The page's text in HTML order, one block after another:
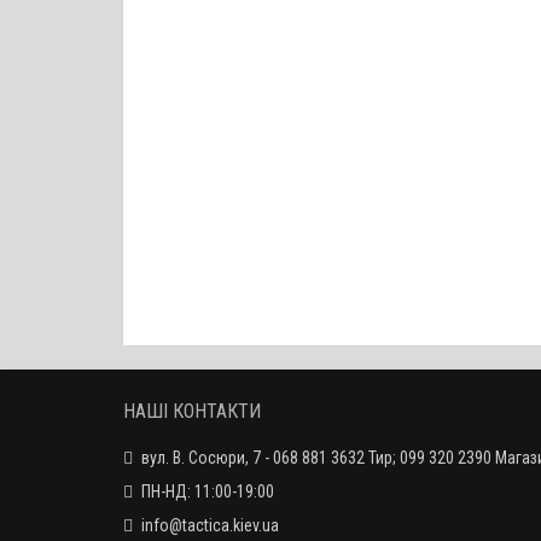
НАШІ КОНТАКТИ
вул. В. Сосюри, 7 - 068 881 3632 Тир; 099 320 2390
ПН-НД: 11:00-19:00
info@tactica.kiev.ua